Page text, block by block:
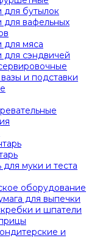
для бутылок
для вафельных
для мяса
для сэндвичей
и подставки
муки и теста
оборудование
для выпечки
и шпатели
и